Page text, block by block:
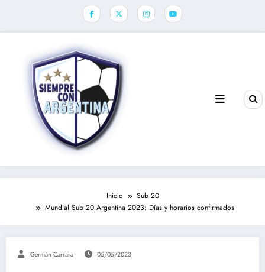
Inicio
Sub 20
Mundial Sub 20 Argentina 2023: Días y horarios confirmados
Germán Carrara 05/05/2023